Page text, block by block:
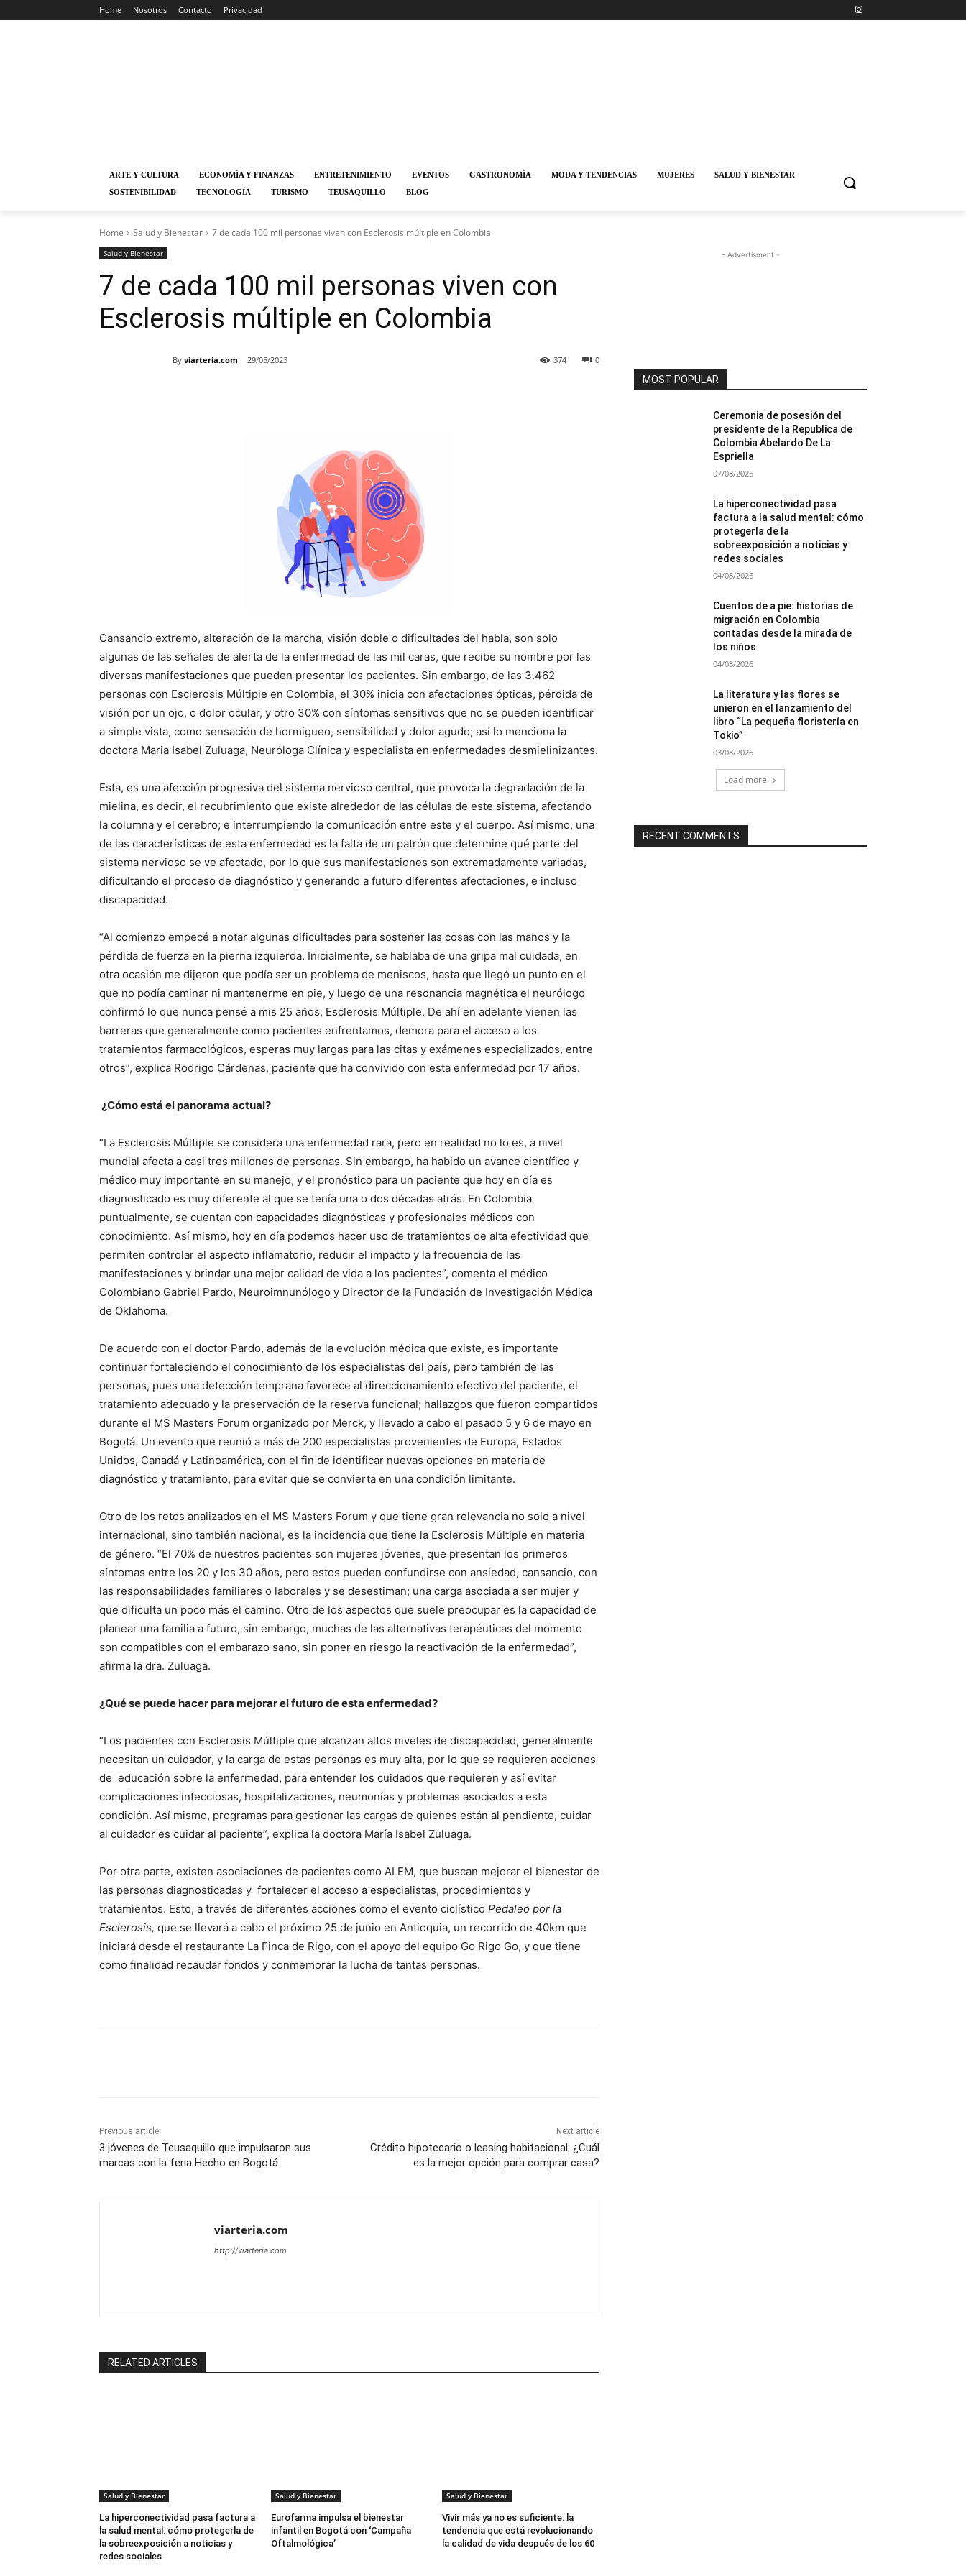
Home Nosotros Contacto Privacidad
ARTE Y CULTURA ECONOMÍA Y FINANZAS ENTRETENIMIENTO EVENTOS GASTRONOMÍA MODA Y TENDENCIAS MUJERES
SALUD Y BIENESTAR
SOSTENIBILIDAD
TECNOLOGÍA TURISMO TEUSAQUILLO BLOG
Home Salud y Bienestar 7 de cada 100 mil personas viven con Esclerosis múltiple en Colombia
Salud y Bienestar
7 de cada 100 mil personas viven con
Esclerosis múltiple en Colombia
By viarteria.com 29/05/2023 0
374
Cansancio extremo, alteración de la marcha, visión doble o dificultades del habla, son solo
algunas de las señales de alerta de la enfermedad de las mil caras, que recibe su nombre por las
diversas manifestaciones que pueden presentar los pacientes. Sin embargo, de las 3.462
personas con Esclerosis Múltiple en Colombia, el 30% inicia con afectaciones ópticas, pérdida de
visión por un ojo, o dolor ocular, y otro 30% con síntomas sensitivos que no se pueden identificar
a simple vista, como sensación de hormigueo, sensibilidad y dolor agudo; así lo menciona la
doctora Maria Isabel Zuluaga, Neuróloga Clínica y especialista en enfermedades desmielinizantes.
Esta, es una afección progresiva del sistema nervioso central, que provoca la degradación de la
mielina, es decir, el recubrimiento que existe alrededor de las células de este sistema, afectando
la columna y el cerebro; e interrumpiendo la comunicación entre este y el cuerpo. Así mismo, una
de las características de esta enfermedad es la falta de un patrón que determine qué parte del
sistema nervioso se ve afectado, por lo que sus manifestaciones son extremadamente variadas,
dificultando el proceso de diagnóstico y generando a futuro diferentes afectaciones, e incluso
discapacidad.
“Al comienzo empecé a notar algunas dificultades para sostener las cosas con las manos y la
pérdida de fuerza en la pierna izquierda. Inicialmente, se hablaba de una gripa mal cuidada, en
otra ocasión me dijeron que podía ser un problema de meniscos, hasta que llegó un punto en el
que no podía caminar ni mantenerme en pie, y luego de una resonancia magnética el neurólogo
confirmó lo que nunca pensé a mis 25 años, Esclerosis Múltiple. De ahí en adelante vienen las
barreras que generalmente como pacientes enfrentamos, demora para el acceso a los
tratamientos farmacológicos, esperas muy largas para las citas y exámenes especializados, entre
otros”, explica Rodrigo Cárdenas, paciente que ha convivido con esta enfermedad por 17 años.
¿Cómo está el panorama actual?
“La Esclerosis Múltiple se considera una enfermedad rara, pero en realidad no lo es, a nivel
mundial afecta a casi tres millones de personas. Sin embargo, ha habido un avance científico y
médico muy importante en su manejo, y el pronóstico para un paciente que hoy en día es
diagnosticado es muy diferente al que se tenía una o dos décadas atrás. En Colombia
puntualmente, se cuentan con capacidades diagnósticas y profesionales médicos con
conocimiento. Así mismo, hoy en día podemos hacer uso de tratamientos de alta efectividad que
permiten controlar el aspecto inflamatorio, reducir el impacto y la frecuencia de las
manifestaciones y brindar una mejor calidad de vida a los pacientes”, comenta el médico
Colombiano Gabriel Pardo, Neuroimnunólogo y Director de la Fundación de Investigación Médica
de Oklahoma.
De acuerdo con el doctor Pardo, además de la evolución médica que existe, es importante
continuar fortaleciendo el conocimiento de los especialistas del país, pero también de las
personas, pues una detección temprana favorece al direccionamiento efectivo del paciente, el
tratamiento adecuado y la preservación de la reserva funcional; hallazgos que fueron compartidos
durante el MS Masters Forum organizado por Merck, y llevado a cabo el pasado 5 y 6 de mayo en
Bogotá. Un evento que reunió a más de 200 especialistas provenientes de Europa, Estados
Unidos, Canadá y Latinoamérica, con el fin de identificar nuevas opciones en materia de
diagnóstico y tratamiento, para evitar que se convierta en una condición limitante.
Otro de los retos analizados en el MS Masters Forum y que tiene gran relevancia no solo a nivel
internacional, sino también nacional, es la incidencia que tiene la Esclerosis Múltiple en materia
de género. “El 70% de nuestros pacientes son mujeres jóvenes, que presentan los primeros
síntomas entre los 20 y los 30 años, pero estos pueden confundirse con ansiedad, cansancio, con
las responsabilidades familiares o laborales y se desestiman; una carga asociada a ser mujer y
que dificulta un poco más el camino. Otro de los aspectos que suele preocupar es la capacidad de
planear una familia a futuro, sin embargo, muchas de las alternativas terapéuticas del momento
son compatibles con el embarazo sano, sin poner en riesgo la reactivación de la enfermedad”,
afirma la dra. Zuluaga.
¿Qué se puede hacer para mejorar el futuro de esta enfermedad?
“Los pacientes con Esclerosis Múltiple que alcanzan altos niveles de discapacidad, generalmente
necesitan un cuidador, y la carga de estas personas es muy alta, por lo que se requieren acciones
de educación sobre la enfermedad, para entender los cuidados que requieren y así evitar
complicaciones infecciosas, hospitalizaciones, neumonías y problemas asociados a esta
condición. Así mismo, programas para gestionar las cargas de quienes están al pendiente, cuidar
al cuidador es cuidar al paciente”, explica la doctora María Isabel Zuluaga.
Por otra parte, existen asociaciones de pacientes como ALEM, que buscan mejorar el bienestar de
las personas diagnosticadas y fortalecer el acceso a especialistas, procedimientos y
tratamientos. Esto, a través de diferentes acciones como el evento ciclístico Pedaleo por la
Esclerosis, que se llevará a cabo el próximo 25 de junio en Antioquia, un recorrido de 40km que
iniciará desde el restaurante La Finca de Rigo, con el apoyo del equipo Go Rigo Go, y que tiene
como finalidad recaudar fondos y conmemorar la lucha de tantas personas.
Previous article
3 jóvenes de Teusaquillo que impulsaron sus
marcas con la feria Hecho en Bogotá
Next article
Crédito hipotecario o leasing habitacional: ¿Cuál
es la mejor opción para comprar casa?
viarteria.com
http://viarteria.com
RELATED ARTICLES
Salud y Bienestar
La hiperconectividad pasa factura a
la salud mental: cómo protegerla de
la sobreexposición a noticias y
redes sociales
Salud y Bienestar
Eurofarma impulsa el bienestar
infantil en Bogotá con ‘Campaña
Oftalmológica’
Salud y Bienestar
Vivir más ya no es suficiente: la
tendencia que está revolucionando
la calidad de vida después de los 60
- Advertisment -
MOST POPULAR
Ceremonia de posesión del
presidente de la Republica de
Colombia Abelardo De La
Espriella
07/08/2026
La hiperconectividad pasa
factura a la salud mental: cómo
protegerla de la
sobreexposición a noticias y
redes sociales
04/08/2026
Cuentos de a pie: historias de
migración en Colombia
contadas desde la mirada de
los niños
04/08/2026
La literatura y las flores se
unieron en el lanzamiento del
libro “La pequeña floristería en
Tokio”
03/08/2026
Load more
RECENT COMMENTS